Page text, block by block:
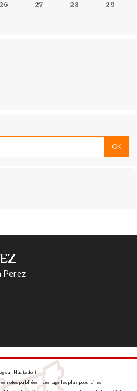
26 27 28
29
Perez
sur Hautetfort
notes publiées| Les tags les plus populaires